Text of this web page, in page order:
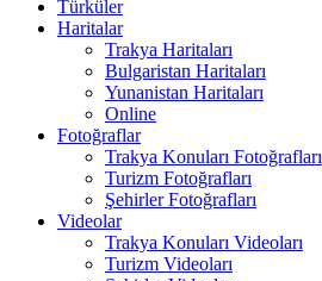
Türküler
Haritalar
Trakya Haritaları
Bulgaristan Haritaları
Yunanistan Haritaları
Online
Fotoğraflar
Trakya Konuları Fotoğrafları
Turizm Fotoğrafları
Şehirler Fotoğrafları
Videolar
Trakya Konuları Videoları
Turizm Videoları